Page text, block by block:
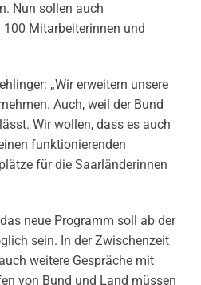
Nun sollen auch
Mitarbeiterinnen und
„Wir erweitern unsere
Auch, weil der Bund
Wir wollen, dass es auch
funktionierenden
für die Saarländerinnen
neue Programm soll ab der
sein. In der Zwischenzeit
weitere Gespräche mit
von Bund und Land müssen